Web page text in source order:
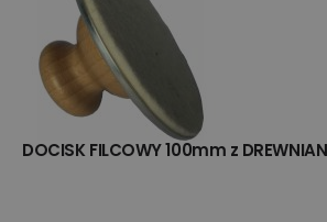
DOCISK FILCOWY 100mm z